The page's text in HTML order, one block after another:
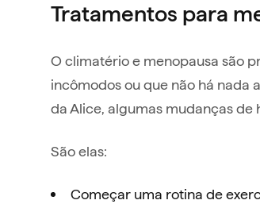
Tratamentos para
O climatério e menopausa são
incômodos ou que não há nada
da Alice, algumas mudanças de
São elas:
Começar uma rotina de